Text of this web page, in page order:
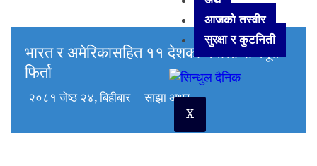
आजको तस्वीर
सुरक्षा र कुटनिती
X
भारत र अमेरिकासहित ११ देशका नेपाली राजदूत
फिर्ता
२०८१ जेष्ठ २४, बिहीबार साझा अक्षर